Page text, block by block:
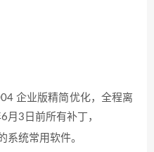
企业版精简优化，全程离
月3日前所有补丁，
系统常用软件。